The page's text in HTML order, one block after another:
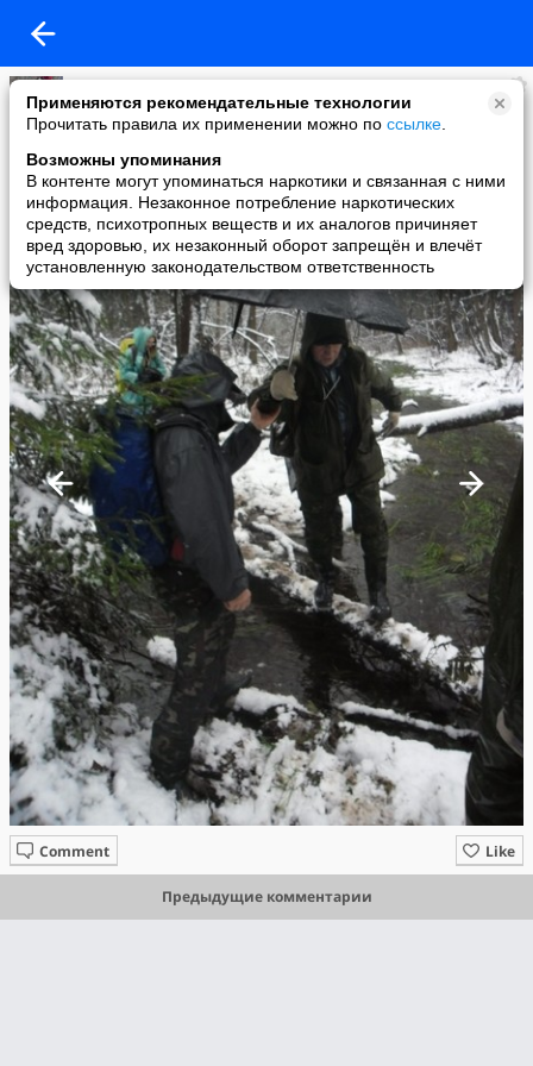
Применяются рекомендательные технологии
Прочитать правила их применении можно по ссылке
Возможны упоминания
В контенте могут упоминаться наркотики и связанная с ними
информация. Незаконное потребление наркотических
средств, психотропных веществ и их аналогов причиняет
вред здоровью, их незаконный оборот запрещён и влечёт
установленную законодательством ответственность
Вера Васильева
added a photo
18 Nov в 22:41
Like
Comment
Предыдущие комментарии